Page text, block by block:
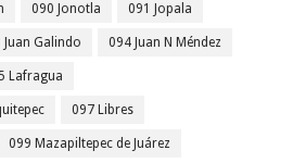
090 Jonotla 091 Jopala
Juan Galindo 094 Juan N Méndez
Lafragua
097 Libres
099 Mazapiltepec de Juárez